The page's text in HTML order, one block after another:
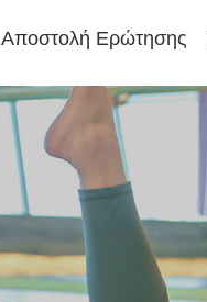
Αποστολή Ερώτησης